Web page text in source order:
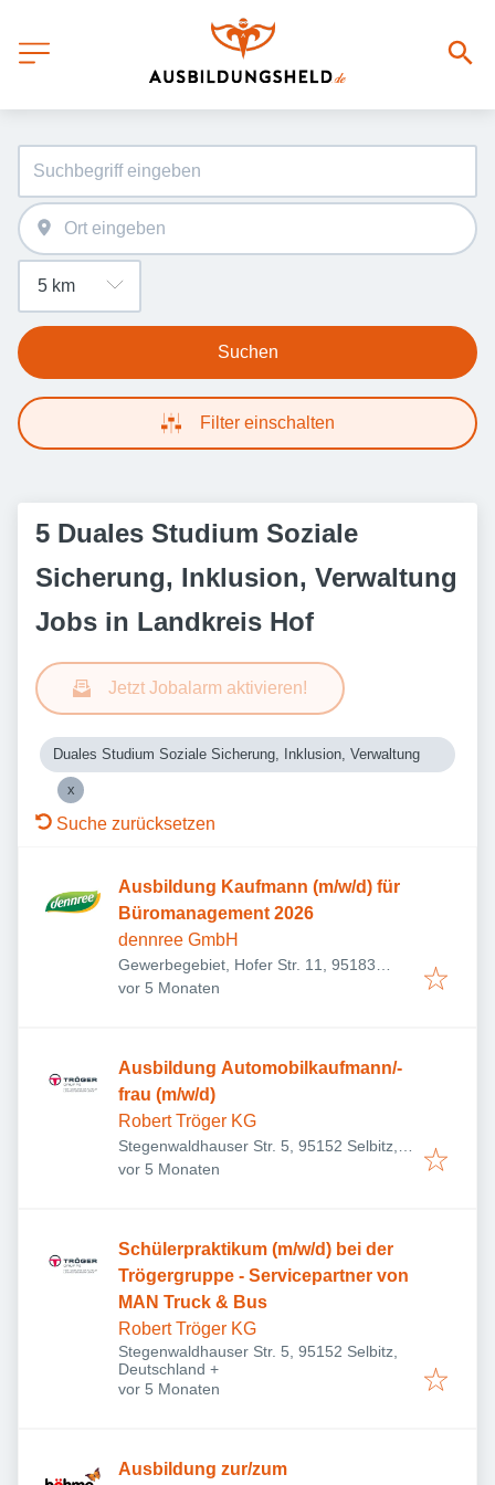
Suchen
Filter einschalten
5 Duales Studium Soziale
Sicherung, Inklusion, Verwaltung
Jobs in Landkreis Hof
Jetzt Jobalarm aktivieren!
Duales Studium Soziale Sicherung, Inklusion, Verwaltung
Suche zurücksetzen
Ausbildung Kaufmann (m/w/d) für
Büromanagement 2026
dennree GmbH
Gewerbegebiet, Hofer Str. 11, 95183
Töpen, Deutschland
Veröffentlicht:
vor 5 Monaten
Ausbildung Automobilkaufmann/-
frau (m/w/d)
Robert Tröger KG
Stegenwaldhauser Str. 5, 95152 Selbitz,
Deutschland
Veröffentlicht:
vor 5 Monaten
Schülerpraktikum (m/w/d) bei der
Trögergruppe - Servicepartner von
MAN Truck & Bus
Robert Tröger KG
Stegenwaldhauser Str. 5, 95152 Selbitz,
Deutschland +
Veröffentlicht:
vor 5 Monaten
Ausbildung zur/zum